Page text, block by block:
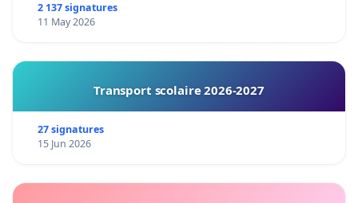
2 137 signatures
11 May 2026
Transport scolaire 2026-2027
27 signatures
15 Jun 2026